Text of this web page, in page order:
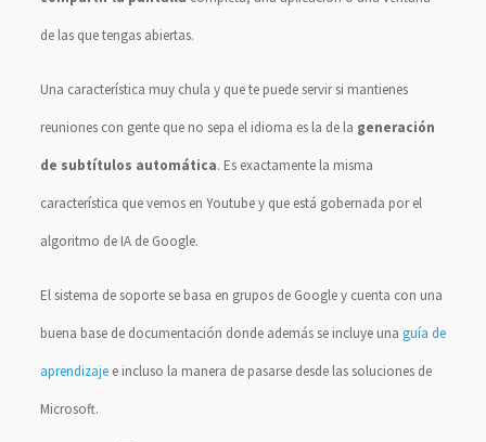
de las que tengas abiertas.
Una característica muy chula y que te puede servir si mantienes
reuniones con gente que no sepa el idioma es la de la generación
de subtítulos automática. Es exactamente la misma
característica que vemos en Youtube y que está gobernada por el
algoritmo de IA de Google.
El sistema de soporte se basa en grupos de Google y cuenta con una
buena base de documentación donde además se incluye una guía de
aprendizajee incluso la manera de pasarse desde las soluciones de
Microsoft.